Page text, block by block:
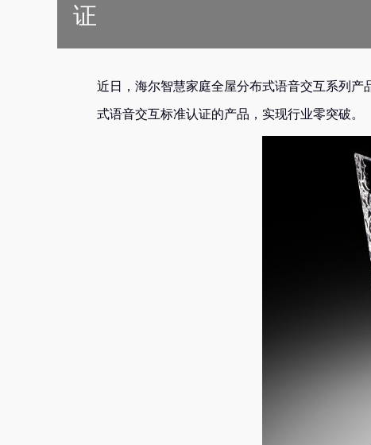
证
近日，海尔智慧家庭全屋分布式语音交互系列
式语音交互标准认证的产品，实现行业零突破。